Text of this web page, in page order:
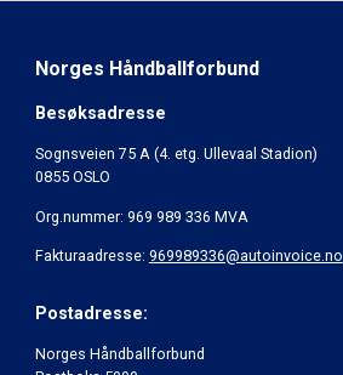
Norges Håndballforbund
Besøksadresse
Sognsveien 75 A (4. etg. Ullevaal Stadion)
0855 OSLO
Org.nummer: 969 989 336 MVA
Fakturaadresse: 969989336@autoinvoice.no
Postadresse:
Norges Håndballforbund